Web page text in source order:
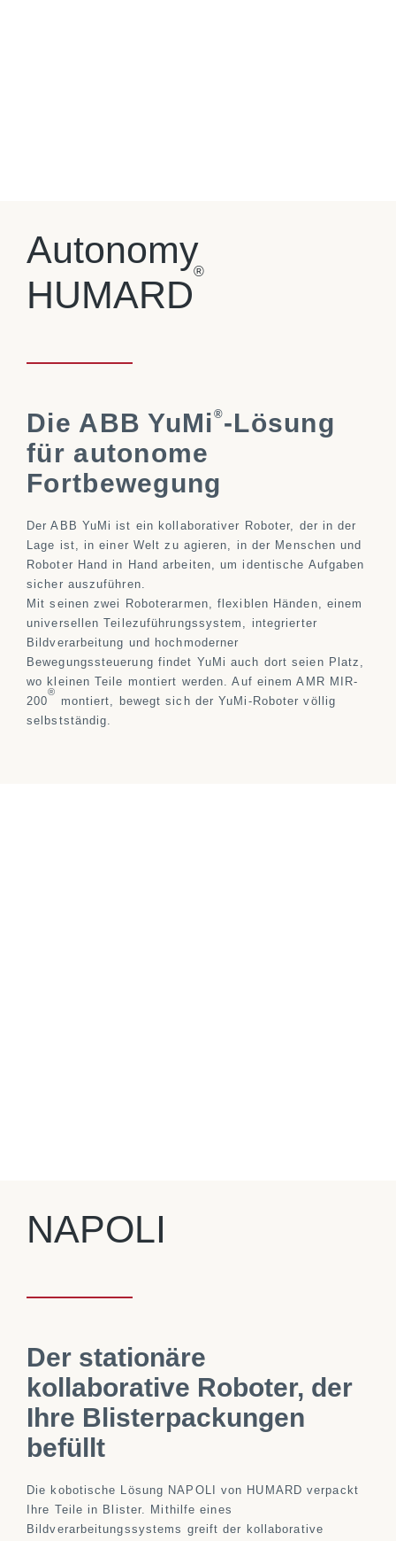
Autonomy
HUMARD
®
Die ABB YuMi ®-Lösung
für autonome
Fortbewegung
Der ABB YuMi ist ein kollaborativer Roboter, der in der
Lage ist, in einer Welt zu agieren, in der Menschen und
Roboter Hand in Hand arbeiten, um identische Aufgaben
sicher auszuführen.
Mit seinen zwei Roboterarmen, flexiblen Händen, einem
universellen Teilezuführungssystem, integrierter
Bildverarbeitung und hochmoderner
Bewegungssteuerung findet YuMi auch dort seien Platz,
wo kleinen Teile montiert werden. Auf einem AMR MIR-
200
®
montiert, bewegt sich der YuMi-Roboter völlig
selbstständig.
NAPOLI
Der stationäre
kollaborative Roboter, der
Ihre Blisterpackungen
befüllt
Die kobotische Lösung NAPOLI von HUMARD verpackt
Ihre Teile in Blister. Mithilfe eines
Bildverarbeitungssystems greift der kollaborative